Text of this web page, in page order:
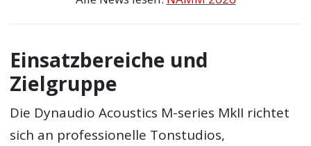
Einsatzbereiche und
Zielgruppe
Die Dynaudio Acoustics M-series MkII richtet
sich an professionelle Tonstudios,